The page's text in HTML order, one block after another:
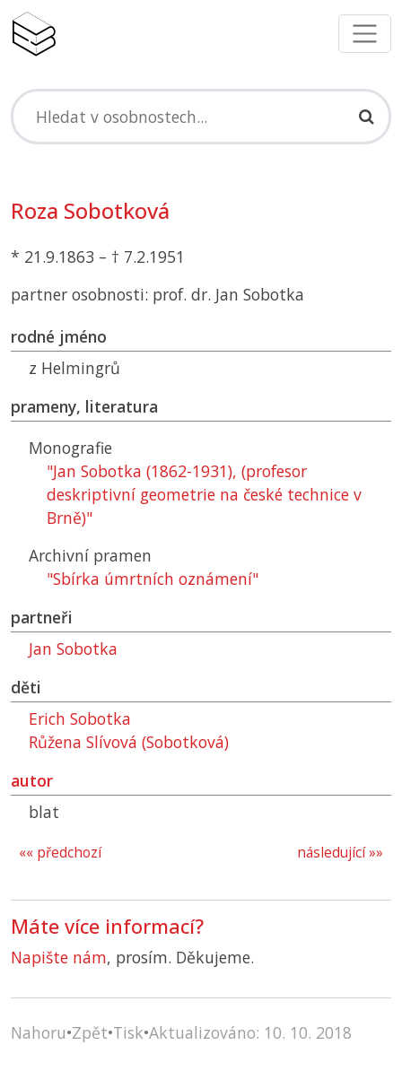
Roza Sobotková
* 21.9.1863 – † 7.2.1951
partner osobnosti: prof. dr. Jan Sobotka
rodné jméno
z Helmingrů
prameny, literatura
Monografie
"Jan Sobotka (1862-1931), (profesor
deskriptivní geometrie na české technice v
Brně)"
Archivní pramen
"Sbírka úmrtních oznámení"
partneři
Jan Sobotka
děti
Erich Sobotka
Růžena Slívová (Sobotková)
autor
blat
následující »»
«« předchozí
Máte více informací?
Napište nám, prosím. Děkujeme.
Nahoru•Zpět•Tisk•Aktualizováno: 10. 10. 2018